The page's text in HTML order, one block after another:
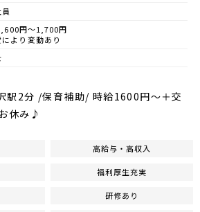
円～1,700円
より変動あり
駅2分 /保育補助/ 時給1600円～＋交
休み♪
高給与・高収入
福利厚生充実
研修あり